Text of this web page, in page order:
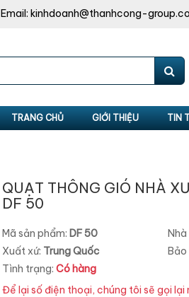
Email: kinhdoanh@thanhcong-
TRANG CHỦ GIỚI THIỆU TIN
QUẠT THÔNG GIÓ NHÀ
DF 50
Mã sản phẩm: DF 50
Xuất xứ: Trung Quốc Bảo
Tình trạng:Có hàng
Để lại số điện thoại, chúng tôi sẽ gọi lại